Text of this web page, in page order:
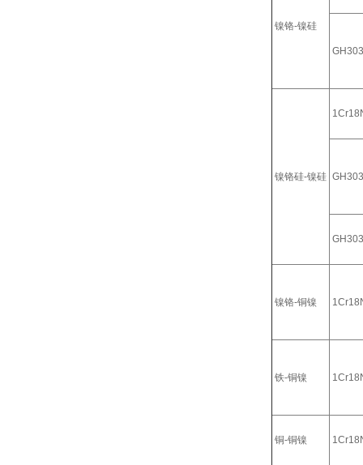
镍铬-镍硅
镍铬硅-镍硅
镍铬-铜镍
铁-铜镍
铜-铜镍